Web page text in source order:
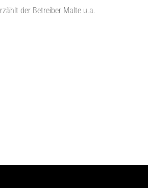
der Betreiber Malte u.a.